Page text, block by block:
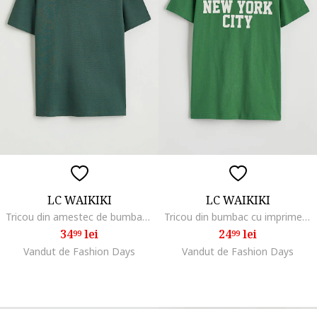
LC WAIKIKI
Tricou din amestec de bumbac cu maneci cazute, Verde inchis
3499lei
Vandut de Fashion Days
LC WAIKIKI
Tricou din bumbac cu imprimeu text, Alb/Verde
2499lei
Vandut de Fashion Days